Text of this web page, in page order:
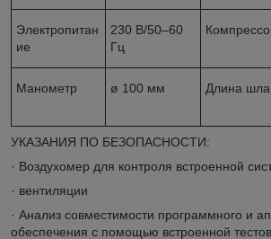
Электропитан
ие
230 В/50–60
Гц
Манометр ø 100 мм Длина
УКАЗАНИЯ ПО БЕЗОПАСНОСТИ:
· Воздухомер для контроля встроенной
· вентиляции
· Анализ совместимости программного и
обеспечения с помощью встроенной